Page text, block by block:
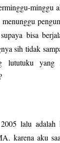
minggu
bisa
sih tidak
lututuku yang
lalu adalah
karena aku